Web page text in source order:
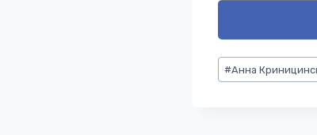
Метки
записи:
#Анна